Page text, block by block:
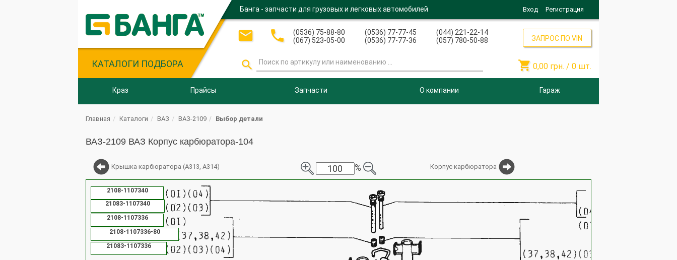
КАТАЛОГИ ПОДБОРА
Банга - запчасти для грузовых и легковых автомобилей Вход Регистрация
 
(0536) 75-88-80
(067) 523-05-00
(0536) 77-77-45
(0536) 77-77-36
(044) 221-22-14
(057) 780-50-88

ЗАПРОС ПО VIN
 0,00 грн. / 0 шт.
Краз Прайсы Запчасти О компании Гараж
Главная Каталоги ВАЗ ВАЗ-2109 Выбор детали
ВАЗ-2109 ВАЗ Корпус карбюратора-104
Крышка карбюратора (А313, А314) % Корпус карбюратора
2108-1107336
2108-1107336-80
2108-1107340
21083-1107336
21083-1107340